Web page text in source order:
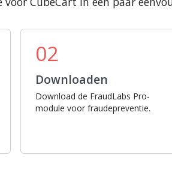
02
Downloaden
Download de FraudLabs Pro-
module voor fraudepreventie.